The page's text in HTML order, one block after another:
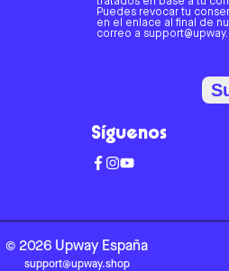
Puedes revocar tu
en el enlace al final de
correo a
Síguenos
© 2026 Upway España
support@upway.shop